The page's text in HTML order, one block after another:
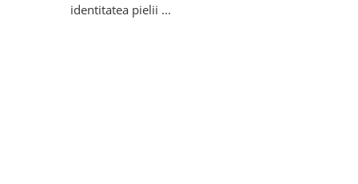
identitatea pielii ...